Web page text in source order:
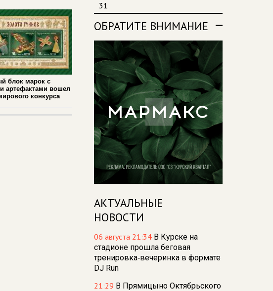
блок марок с
артефактами вошел
конкурса
31
ОБРАТИТЕ ВНИМАНИЕ
АКТУАЛЬНЫЕ
НОВОСТИ
06 августа 21:34 В Курске на
стадионе прошла беговая
тренировка‑вечеринка в формате
DJ Run
21:29 В Прямицыно Октябрьского